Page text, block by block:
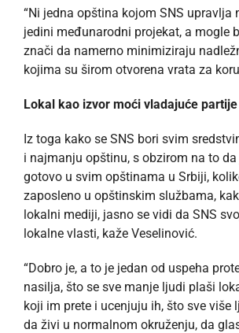
“Ni jedna opština kojom SNS upravlja
jedini međunarodni projekat, a mogle
znači da namerno minimiziraju
kojima su širom otvorena vrata za
Lokal kao izvor moći vladajuće partije
Iz toga kako se SNS bori svim
i najmanju opštinu, s obzirom na to
gotovo u svim opštinama u Srbiji,
zaposleno u opštinskim službama,
lokalni mediji, jasno se vidi da SNS
lokalne vlasti, kaže Veselinović.
“Dobro je, a to je jedan od uspeha
nasilja, što se sve manje ljudi plaši
koji im prete i ucenjuju ih, što sve više
da živi u normalnom okruženju, da